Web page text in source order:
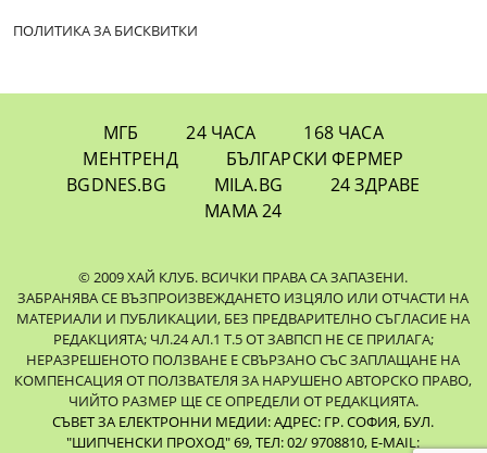
ПОЛИТИКА ЗА БИСКВИТКИ
МГБ 24 ЧАСА
168 ЧАСА
МЕНТРЕНД
БЪЛГАРСКИ ФЕРМЕР
BGDNES.BG
MILA.BG
24 ЗДРАВЕ
МАМА 24
© 2009 ХАЙ КЛУБ. ВСИЧКИ ПРАВА СА ЗАПАЗЕНИ.
ЗАБРАНЯВА СЕ ВЪЗПРОИЗВЕЖДАНЕТО ИЗЦЯЛО ИЛИ ОТЧАСТИ НА
МАТЕРИАЛИ И ПУБЛИКАЦИИ, БЕЗ ПРЕДВАРИТЕЛНО СЪГЛАСИЕ НА
РЕДАКЦИЯТА; ЧЛ.24 АЛ.1 Т.5 ОТ ЗАВПСП НЕ СЕ ПРИЛАГА;
НЕРАЗРЕШЕНОТО ПОЛЗВАНЕ Е СВЪРЗАНО СЪС ЗАПЛАЩАНЕ НА
КОМПЕНСАЦИЯ ОТ ПОЛЗВАТЕЛЯ ЗА НАРУШЕНО АВТОРСКО ПРАВО,
ЧИЙТО РАЗМЕР ЩЕ СЕ ОПРЕДЕЛИ ОТ РЕДАКЦИЯТА.
СЪВЕТ ЗА ЕЛЕКТРОННИ МЕДИИ: АДРЕС: ГР. СОФИЯ, БУЛ.
"ШИПЧЕНСКИ ПРОХОД" 69, ТЕЛ: 02/ 9708810, E-MAIL: